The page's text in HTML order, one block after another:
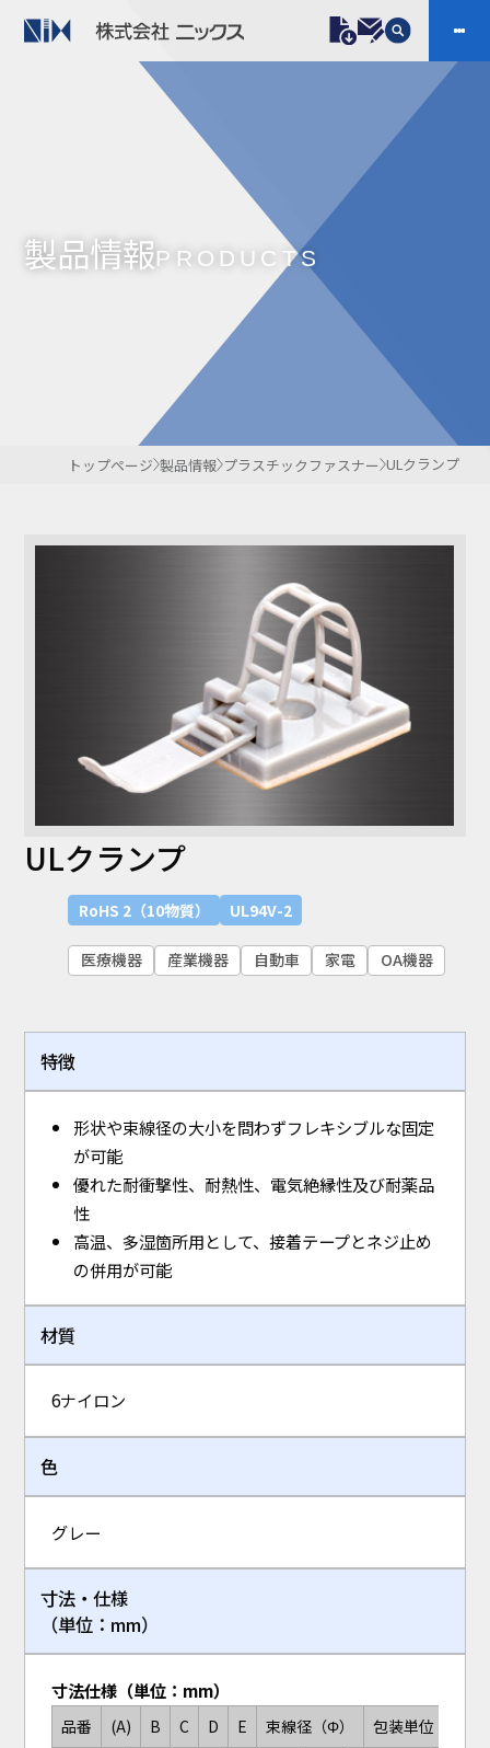
プラスチックファスナー 機構部品
ケーブルマーカー
樹脂継手、配管施工
防虫忌避製品ARINIX プリント基板実装関連
会社案内
IR
お問い合わせ 開発・導入実績
よくあるご質問
査結果
個人情報保護方
針
製品情報PRODUCTS
トップページ 製品情報 プラスチックファスナー ULクランプ
ULクランプ
RoHS 2（10物質） UL94V-2
医療機器 産業機器 自動車 家電 OA機器
特徴
形状や束線径の大小を問わずフレキシブルな固定
が可能
優れた耐衝撃性、耐熱性、電気絶縁性及び耐薬品
性
高温、多湿箇所用として、接着テープとネジ止め
の併用が可能
材質
6ナイロン
色
グレー
寸法・仕様
（単位：mm）
寸法仕様（単位：mm）
品番 (A) B C D E 束線径（Φ）
包装単位